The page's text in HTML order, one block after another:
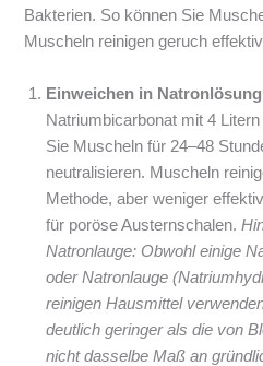
Bakterien. So können Sie
Muscheln reinigen geruch
Einweichen in Natronlösung
Natriumbicarbonat mit 4
Sie Muscheln für 24–48
neutralisieren. Muscheln
Methode, aber weniger
für poröse Austernschalen.
Natronlauge: Obwohl einige
oder Natronlauge
reinigen Hausmittel
deutlich geringer als die von
nicht dasselbe Maß an